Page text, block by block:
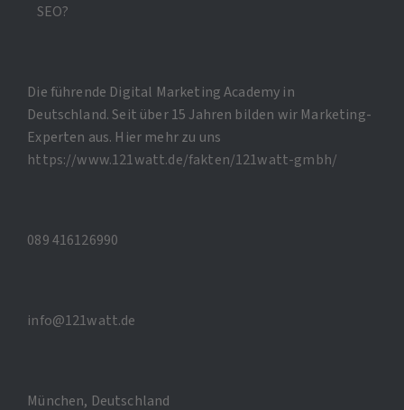
SEO?
Die führende Digital Marketing Academy in
Deutschland. Seit über 15 Jahren bilden wir Marketing-
Experten aus. Hier mehr zu uns
https://www.121watt.de/fakten/121watt-gmbh/
089 416126990
info@121watt.de
München, Deutschland